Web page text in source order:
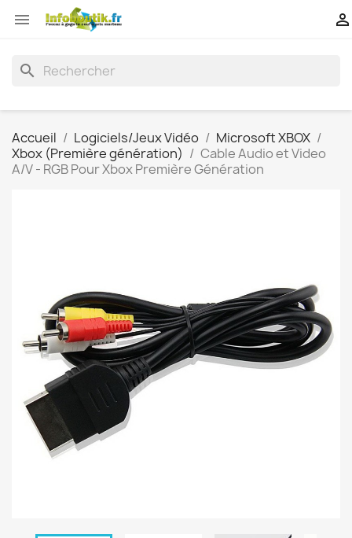
 
search
Accueil Logiciels/Jeux Vidéo
Microsoft XBOX
Xbox (Première génération)
Cable Audio et Video
A/V - RGB Pour Xbox Première Génération